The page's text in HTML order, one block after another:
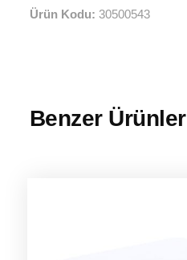
Ürün Kodu: 30500543
Benzer Ürünler